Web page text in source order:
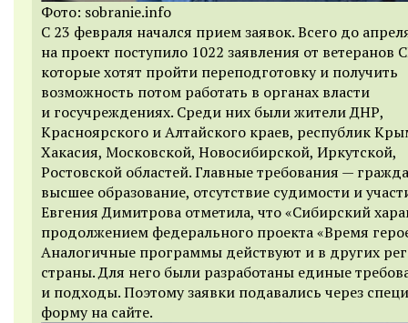
Фото: sobranie.info
С 23 февраля начался прием заявок. Всего до
на проект поступило 1022 заявления от ветеранов
которые хотят пройти переподготовку и получить
возможность потом работать в органах власти
и госучреждениях. Среди них былижители ДНР,
Красноярского и Алтайского краев, республик
Хакасия, Московской, Новосибирской, Иркутской,
Ростовской областей.Главные требования —
высшее образование, отсутствие судимости и
Евгения Димитрова отметила, что «Сибирский
продолжением федерального проекта «Время
Аналогичные программы действуют и в других
страны. Для него были разработаны единые
и подходы. Поэтому заявки подавались через
форму на сайте.